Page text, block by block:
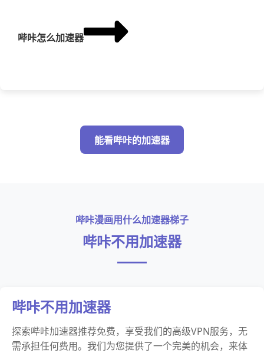
哔咔怎么加速器
能看哔咔的加速器
哔咔漫画用什么加速器梯子
哔咔不用加速器
哔咔不用加速器
探索哔咔加速器推荐免费，享受我们的高级VPN服务，无
需承担任何费用。我们为您提供了一个完美的机会，来体